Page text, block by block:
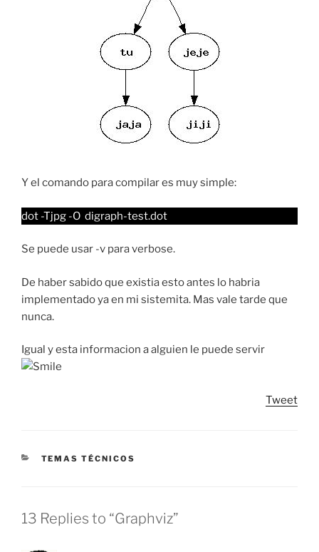
Y el comando para compilar es muy simple:
dot -Tjpg -O digraph-test.dot
Se puede usar -v para verbose.
De haber sabido que existia esto antes lo habria
implementado ya en mi sistemita. Mas vale tarde que
nunca.
Igual y esta informacion a alguien le puede servir
Tweet
CATEGORIES
TEMAS TÉCNICOS
13 Replies to “Graphviz”